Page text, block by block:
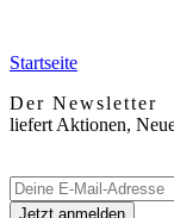
Startseite
Der Newsletter
liefert Aktionen,